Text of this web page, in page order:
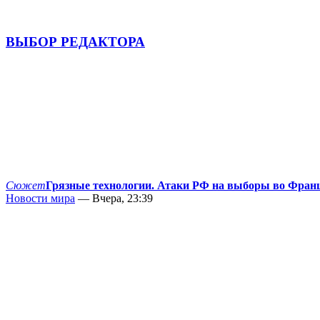
ВЫБОР РЕДАКТОРА
СюжетГрязные технологии. Атаки РФ на выборы во
Новости мира — Вчера, 23:39